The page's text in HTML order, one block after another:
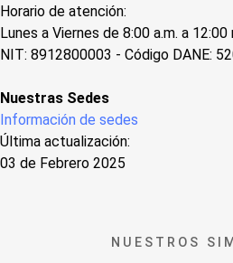
Horario de atención:
Lunes a Viernes de 8:00 a.m. a 12:00
NIT: 8912800003 - Código DANE:
Nuestras Sedes
Información de sedes
Última actualización:
03 de Febrero 2025
NUESTROS